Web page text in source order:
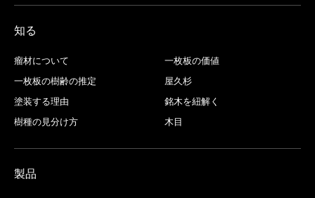
知る
瘤材について
一枚板の価値
一枚板の樹齢の推定
屋久杉
塗装する理由
銘木を紐解く
樹種の見分け方
木目
製品